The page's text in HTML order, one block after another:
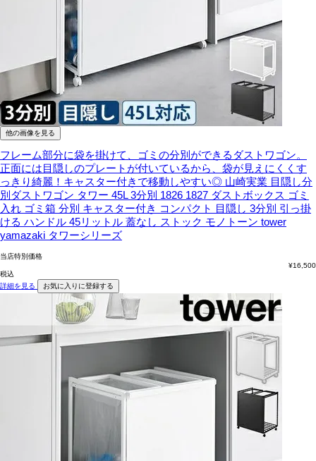
他の画像を見る
フレーム部分に袋を掛けて、ゴミの分別ができるダストワゴン。
正面には目隠しのプレートが付いているから、袋が見えにくくす
っきり綺麗！キャスター付きで移動しやすい◎ 山崎実業 目隠し分
別ダストワゴン タワー 45L 3分別 1826 1827 ダストボックス ゴミ
入れ ゴミ箱 分別 キャスター付き コンパクト 目隠し 3分別 引っ掛
ける ハンドル 45リットル 蓋なし ストック モノトーン tower
yamazaki タワーシリーズ
当店特別価格
¥16,500
税込
詳細を見る
お気に入りに登録する